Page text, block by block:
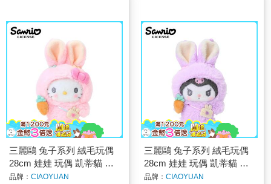
三麗鷗 兔子系列 絨毛玩偶
28cm 娃娃 玩偶 凱蒂貓 美
樂蒂 大耳狗
品牌： CIAOYUAN
三麗鷗 兔子系列 絨毛玩偶
28cm 娃娃 玩偶 凱蒂貓 美
樂蒂 大耳狗
品牌： CIAOYUAN